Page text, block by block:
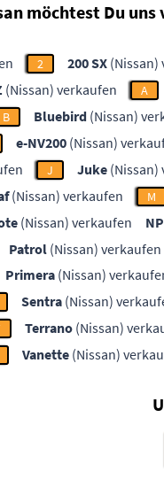
möchtest Du uns
2 200 SX (Nissan)
(Nissan) verkaufen A
B Bluebird (Nissan)
e-NV200 (Nissan)
J Juke (Nissan)
(Nissan) verkaufen M
(Nissan) verkaufen
Patrol (Nissan) verkaufen
Primera (Nissan)
Sentra (Nissan)
Terrano (Nissan)
Vanette (Nissan)